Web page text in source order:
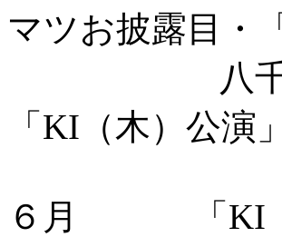
マツお披露目・
八千代座
「KI（木）公演
６月 「KI（